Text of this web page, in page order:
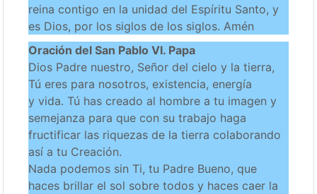
reina contigo en la unidad del Espíritu Santo, y
es Dios, por los siglos de los siglos. Amén
Oración del San Pablo VI. Papa
Dios Padre nuestro, Señor del cielo y la tierra,
Tú eres para nosotros, existencia, energía
y vida. Tú has creado al hombre a tu imagen y
semejanza para que con su trabajo haga
fructificar las riquezas de la tierra colaborando
así a tu Creación.
Nada podemos sin Ti, tu Padre Bueno, que
haces brillar el sol sobre todos y haces caer la